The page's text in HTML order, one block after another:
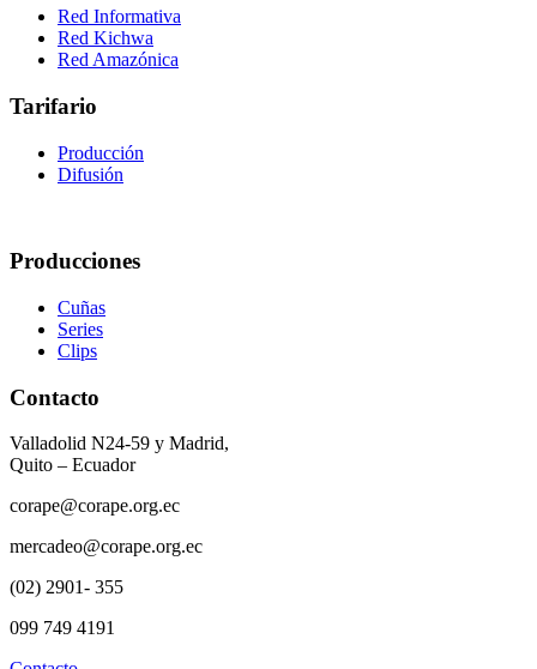
Red Informativa
Red Kichwa
Red Amazónica
Tarifario
Producción
Difusión
Producciones
Cuñas
Series
Clips
Contacto
Valladolid N24-59 y Madrid,
Quito – Ecuador
corape@corape.org.ec
mercadeo@corape.org.ec
(02) 2901- 355
099 749 4191